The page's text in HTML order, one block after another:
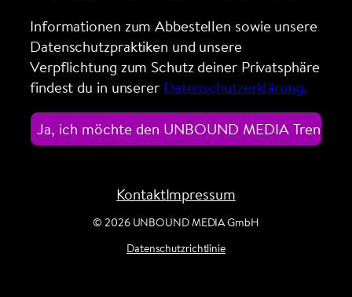
Informationen zum Abbestellen sowie unsere
Datenschutzpraktiken und unsere
Verpflichtung zum Schutz deiner Privatsphäre
findest du in unserer Datenschutzerklärung.
KontaktImpressum
© 2026 UNBOUND MEDIA GmbH
Datenschutzrichtlinie